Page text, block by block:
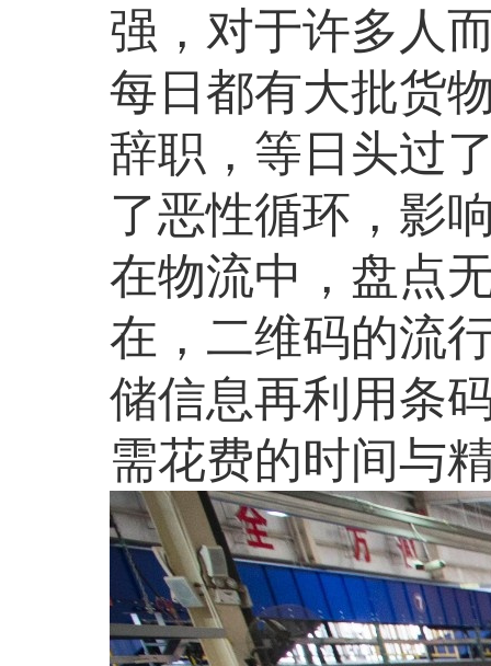
强，对于许多人
每日都有大批货
辞职，等日头过
了恶性循环，影
在物流中，盘点
在，二维码的流
储信息再利用条
需花费的时间与